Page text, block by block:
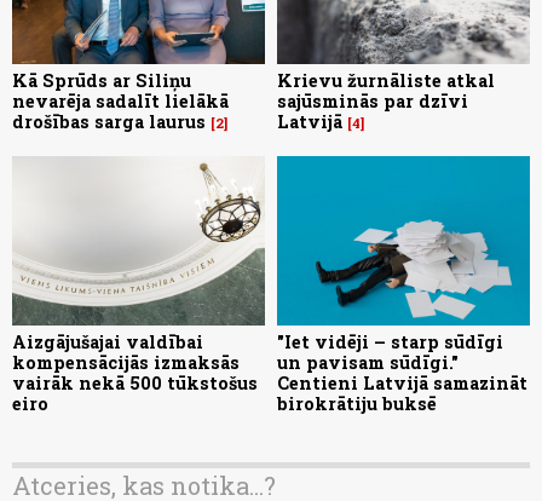
Kā Sprūds ar Siliņu
nevarēja sadalīt lielākā
drošības sarga laurus
2
Krievu žurnāliste atkal
sajūsminās par dzīvi
Latvijā 4
Aizgājušajai valdībai
kompensācijās izmaksās
vairāk nekā 500 tūkstošus
eiro
"Iet vidēji – starp sūdīgi
un pavisam sūdīgi."
Centieni Latvijā samazināt
birokrātiju buksē
Atceries, kas notika...?